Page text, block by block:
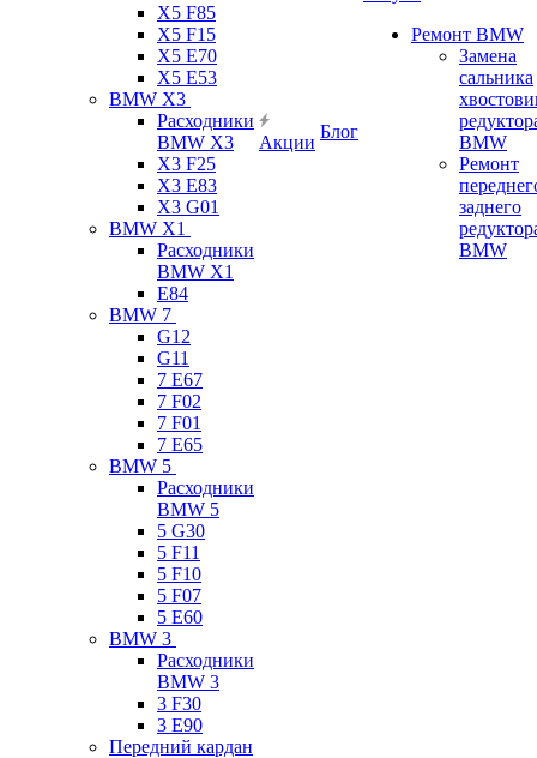
X5 F85
X5 F15
X5 E70
X5 E53
BMW X3
Расходники
BMW X3
X3 F25
X3 E83
X3 G01
BMW X1
Расходники
BMW X1
E84
BMW 7
G12
G11
7 Е67
7 F02
7 F01
7 E65
BMW 5
Расходники
BMW 5
5 G30
5 F11
5 F10
5 F07
5 E60
BMW 3
Расходники
BMW 3
3 F30
3 E90
Передний кардан
Акции
Блог
Ремонт BMW
Замена
сальника
BMW
Ремонт
заднего
BMW